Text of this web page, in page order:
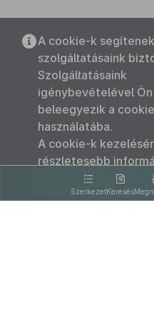
SzerkezetKeresés
A cookie-k segítenek
szolgáltatásaink
Szolgáltatásaink
igénybevételével Ön
beleegyezik a
használatába.
A cookie-k
részletesebb
kattintva olvashat.